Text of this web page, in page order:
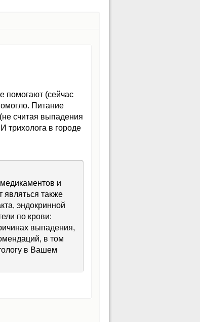
помогают (сейчас
Питание
считая выпадения
трихолога в городе
и
также
эндокринной
по крови:
выпадения,
в том
в Вашем